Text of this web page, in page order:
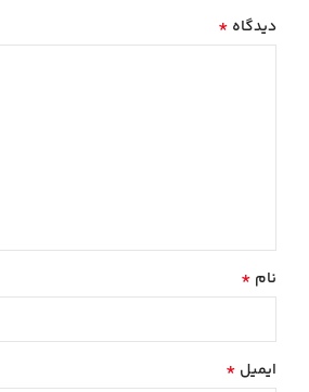
دیدگاه *
نام *
ایمیل *